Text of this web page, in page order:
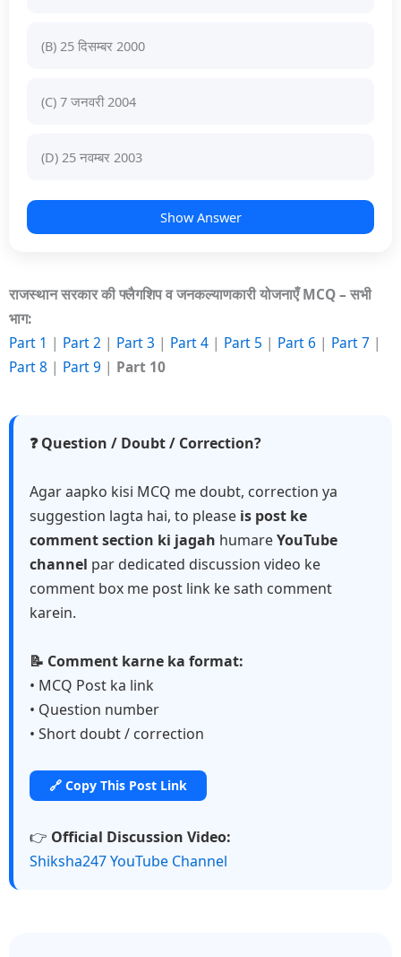
(B) 25 दिसम्बर 2000
(C) 7 जनवरी 2004
(D) 25 नवम्बर 2003
Show Answer
राजस्थान सरकार की फ्लैगशिप व जनकल्याणकारी योजनाएँ MCQ – सभी
भाग:
Part 1 | Part 2 | Part 3 | Part 4 | Part 5 | Part 6 | Part 7 |
Part 8 | Part 9 | Part 10
❓ Question / Doubt / Correction?
Agar aapko kisi MCQ me doubt, correction ya
suggestion lagta hai, to please is post ke
comment section ki jagah humareYouTube
channel par dedicated discussion video ke
comment box me post link ke sath comment
karein.
📝 Comment karne ka format:
• MCQ Post ka link
• Question number
• Short doubt / correction
🔗 Copy This Post Link
👉 Official Discussion Video:
Shiksha247 YouTube Channel